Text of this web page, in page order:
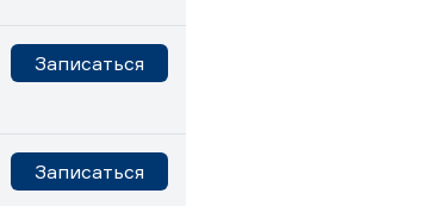
Записаться
Записаться